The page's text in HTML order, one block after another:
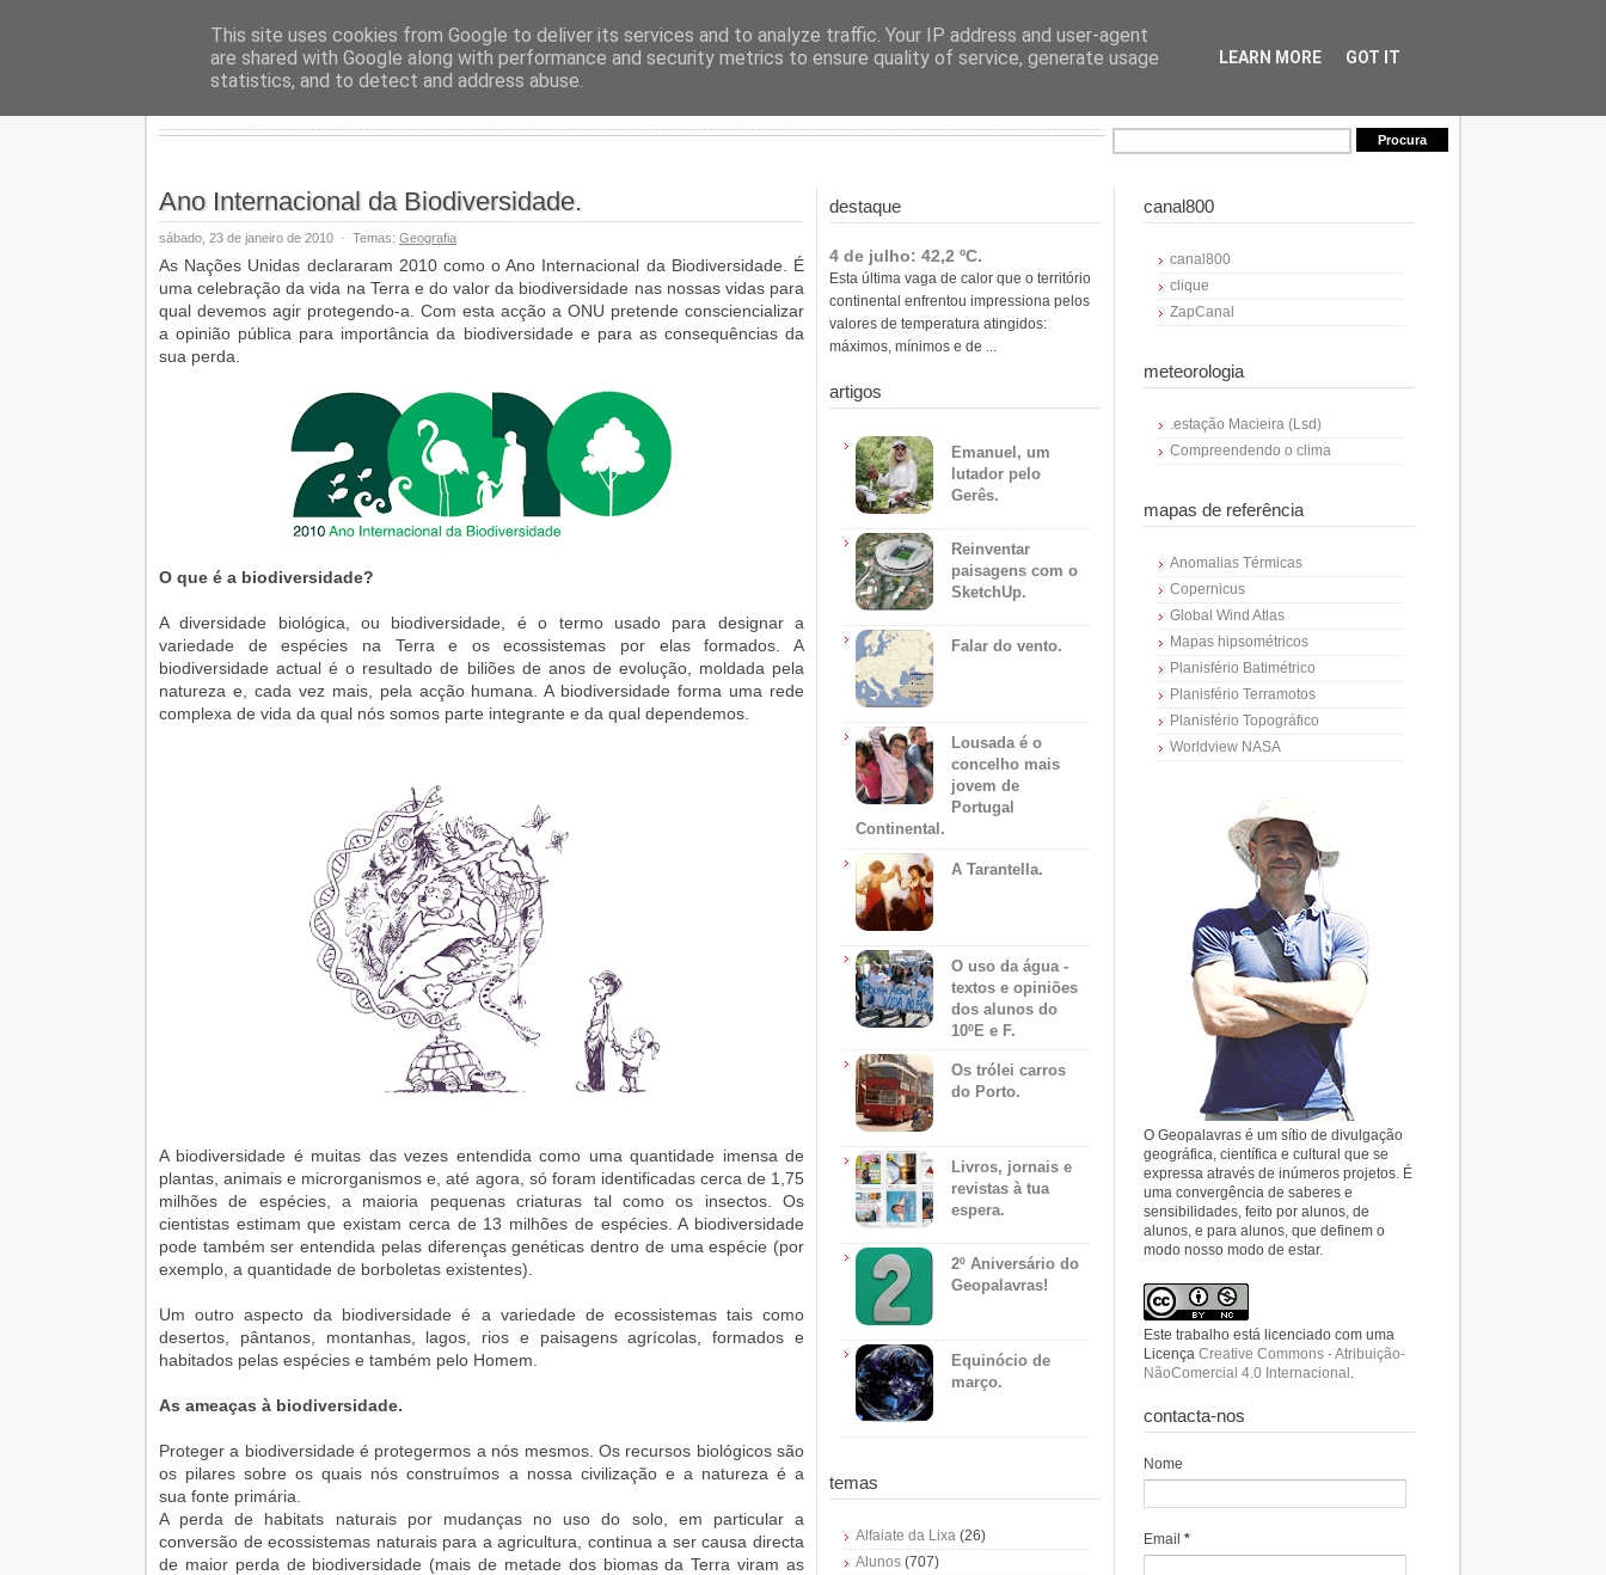
Geopalavras
Ano Internacional da Biodiversidade.
sábado, 23 de janeiro de 2010 · Temas: Geografia
As Nações Unidas declararam 2010 como o Ano Internacional da Biodiversidade. É
uma celebração da vida na Terra e do valor da biodiversidade nas nossas vidas para
qual devemos agir protegendo-a. Com esta acção a ONU pretende consciencializar
a opinião pública para importância da biodiversidade e para as consequências da
sua perda.
O que é a biodiversidade?
A diversidade biológica, ou biodiversidade, é o termo usado para designar a
variedade de espécies na Terra e os ecossistemas por elas formados. A
biodiversidade actual é o resultado de biliões de anos de evolução, moldada pela
natureza e, cada vez mais, pela acção humana. A biodiversidade forma uma rede
complexa de vida da qual nós somos parte integrante e da qual dependemos.
A biodiversidade é muitas das vezes entendida como uma quantidade imensa de
plantas, animais e microrganismos e, até agora, só foram identificadas cerca de 1,75
milhões de espécies, a maioria pequenas criaturas tal como os insectos. Os
cientistas estimam que existam cerca de 13 milhões de espécies. A biodiversidade
pode também ser entendida pelas diferenças genéticas dentro de uma espécie (por
exemplo, a quantidade de borboletas existentes).
Um outro aspecto da biodiversidade é a variedade de ecossistemas tais como
desertos, pântanos, montanhas, lagos, rios e paisagens agrícolas, formados e
habitados pelas espécies e também pelo Homem.
As ameaças à biodiversidade.
Proteger a biodiversidade é protegermos a nós mesmos. Os recursos biológicos são
os pilares sobre os quais nós construímos a nossa civilização e a natureza é a
sua fonte primária.
A perda de habitats naturais por mudanças no uso do solo, em particular a
conversão de ecossistemas naturais para a agricultura, continua a ser causa directa
de maior perda de biodiversidade (mais de metade dos biomas da Terra viram as
destaque
4 de julho: 42,2 ºC.
Esta última vaga de calor que o território
continental enfrentou impressiona pelos
valores de temperatura atingidos:
máximos, mínimos e de ...
artigos
Emanuel, um
lutador pelo
Gerês.
Reinventar
paisagens com o
SketchUp.
Falar do vento.
Lousada é o
concelho mais
jovem de
Portugal
Continental.
A Tarantella.
O uso da água -
textos e opiniões
dos alunos do
10ºE e F.
Os trólei carros
do Porto.
Livros, jornais e
revistas à tua
espera.
2º Aniversário do
Geopalavras!
Equinócio de
março.
temas
Alfaiate da Lixa (26)
Alunos (707)
canal800
canal800
clique
ZapCanal
meteorologia
.estação Macieira (Lsd)
Compreendendo o clima
mapas de referência
Anomalias Térmicas
Copernicus
Global Wind Atlas
Mapas hipsométricos
Planisfério Batimétrico
Planisfério Terramotos
Planisfério Topográfico
Worldview NASA
O Geopalavras é um sítio de divulgação
geográfica, científica e cultural que se
expressa através de inúmeros projetos. É
uma convergência de saberes e
sensibilidades, feito por alunos, de
alunos, e para alunos, que definem o
modo nosso modo de estar.
Este trabalho está licenciado com uma
Licença Creative Commons - Atribuição-
NãoComercial 4.0 Internacional .
contacta-nos
Nome
Email *
This site uses cookies from Google to deliver its services and to analyze traffic. Your IP address and user-agent
are shared with Google along with performance and security metrics to ensure quality of service, generate usage
statistics, and to detect and address abuse.
LEARN MORE GOT IT